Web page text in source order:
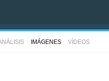
IMÁGENES VÍDEOS